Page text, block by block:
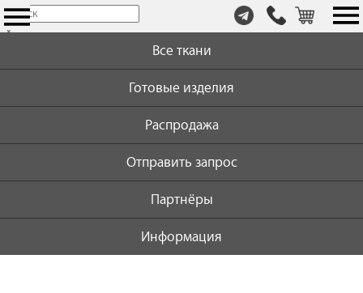
×
т.
+7
Все ткани
Готовые изделия
Распродажа
Отправить запрос
Партнёры
Информация